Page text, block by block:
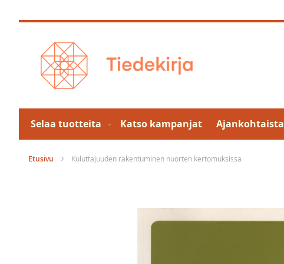
to
Selaa tuotteita Katso kampanjat Ajankohtaista
Etusivu Kuluttajuuden rakentuminen nuorten kertomuksissa